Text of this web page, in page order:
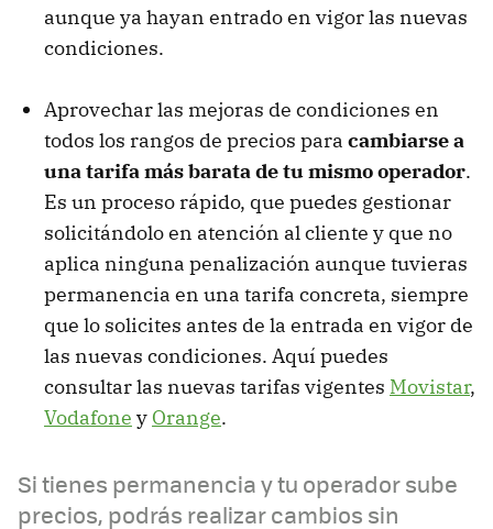
aunque ya hayan entrado en vigor las nuevas
condiciones.
Aprovechar las mejoras de condiciones en
todos los rangos de precios para cambiarse a
una tarifa más barata de tu mismo operador.
Es un proceso rápido, que puedes gestionar
solicitándolo en atención al cliente y que no
aplica ninguna penalización aunque tuvieras
permanencia en una tarifa concreta, siempre
que lo solicites antes de la entrada en vigor de
las nuevas condiciones. Aquí puedes
consultar las nuevas tarifas vigentes Movistar,
Vodafone y Orange.
Si tienes permanencia y tu operador sube
precios, podrás realizar cambios sin